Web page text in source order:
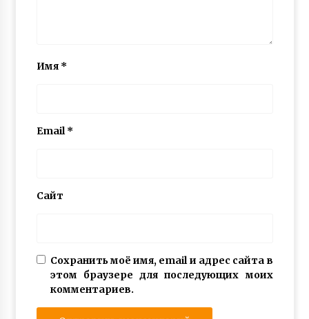
Имя *
Email*
Сайт
Сохранить моё имя, email и адрес сайта в
этом браузере для последующих моих
комментариев.